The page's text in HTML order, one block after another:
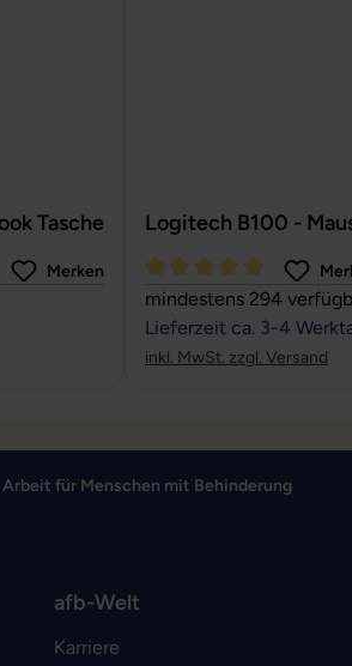
Tasche
5 Sternen
Merken
Logitech B100 -
Durchschnittliche
mindestens 294
Lieferzeit ca. 3-4
inkl. MwSt. zzgl. Versand
Arbeit für Menschen mit Behinderung
afb-Welt
Karriere